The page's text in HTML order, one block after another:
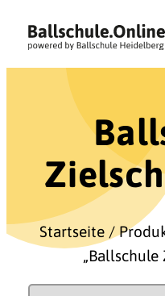
Inhalt
springen
Startseite/
„Ballschule